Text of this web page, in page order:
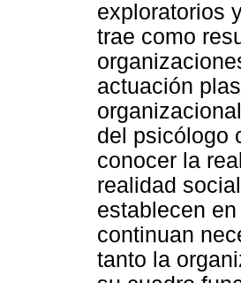
exploratorios
trae como
actuación
del psicólogo
conocer la
realidad
establecen
continuan
tanto la